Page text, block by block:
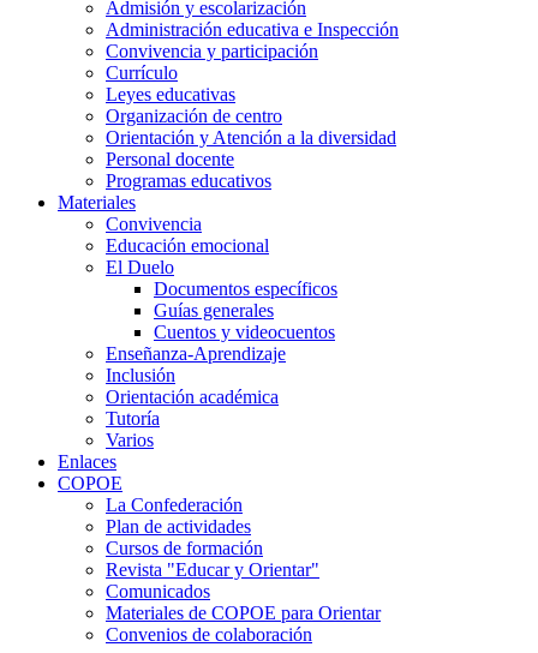
Admisión y escolarización
Administración educativa e Inspección
Convivencia y participación
Currículo
Leyes educativas
Organización de centro
Orientación y Atención a la diversidad
Personal docente
Programas educativos
Materiales
Convivencia
Educación emocional
El Duelo
Documentos específicos
Guías generales
Cuentos y videocuentos
Enseñanza-Aprendizaje
Inclusión
Orientación académica
Tutoría
Varios
Enlaces
COPOE
La Confederación
Plan de actividades
Cursos de formación
Revista "Educar y Orientar"
Comunicados
Materiales de COPOE para Orientar
Convenios de colaboración